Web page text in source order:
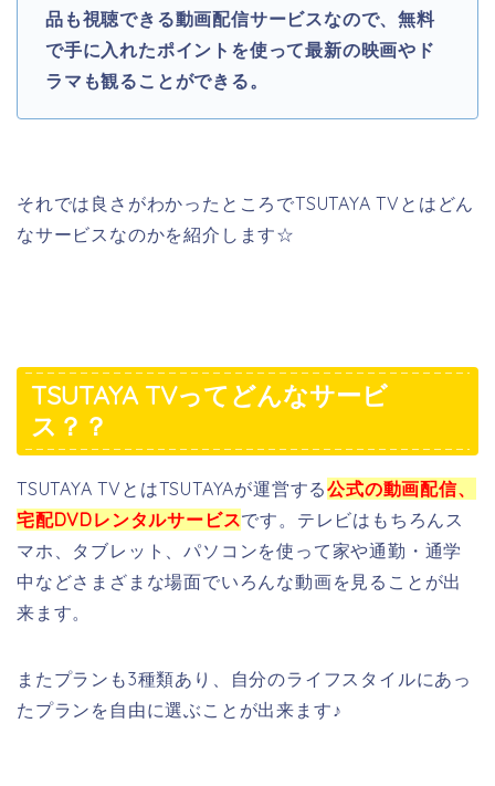
品も視聴できる動画配信サービスなので、無料
で手に入れたポイントを使って最新の映画やド
ラマも観ることができる。
それでは良さがわかったところでTSUTAYA TVとはどん
なサービスなのかを紹介します☆
TSUTAYA TVってどんなサービ
ス？？
TSUTAYA TVとはTSUTAYAが運営する公式の動画配信、
宅配DVDレンタルサービスです。テレビはもちろんス
マホ、タブレット、パソコンを使って家や通勤・通学
中などさまざまな場面でいろんな動画を見ることが出
来ます。
またプランも3種類あり、自分のライフスタイルにあっ
たプランを自由に選ぶことが出来ます♪